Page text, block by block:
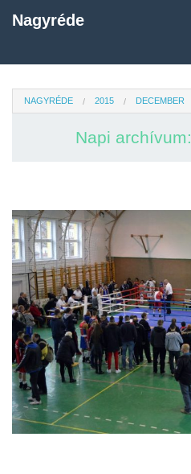
Nagyréde
NAGYRÉDE 2015 DECEMBER
Napi archívum: